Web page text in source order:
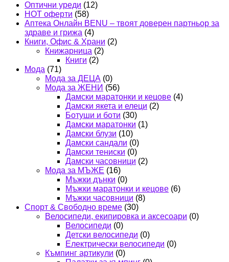
Оптични уреди (12)
HOT оферти (58)
Аптека Онлайн BENU – твоят доверен партньор за
здраве и грижа (4)
Книги, Офис & Храни (2)
Книжарница (2)
Книги (2)
Мода (71)
Мода за ДЕЦА (0)
Мода за ЖЕНИ (56)
Дамски маратонки и кецове (4)
Дамски якета и елеци (2)
Ботуши и боти (30)
Дамски маратонки (1)
Дамски блузи (10)
Дамски сандали (0)
Дамски тениски (0)
Дамски часовници (2)
Мода за МЪЖЕ (16)
Мъжки дънки (0)
Мъжки маратонки и кецове (6)
Мъжки часовници (8)
Спорт & Свободно време (30)
Велосипеди, екипировка и аксесоари (0)
Велосипеди (0)
Детски велосипеди (0)
Електрически велосипеди (0)
Къмпинг артикули (0)